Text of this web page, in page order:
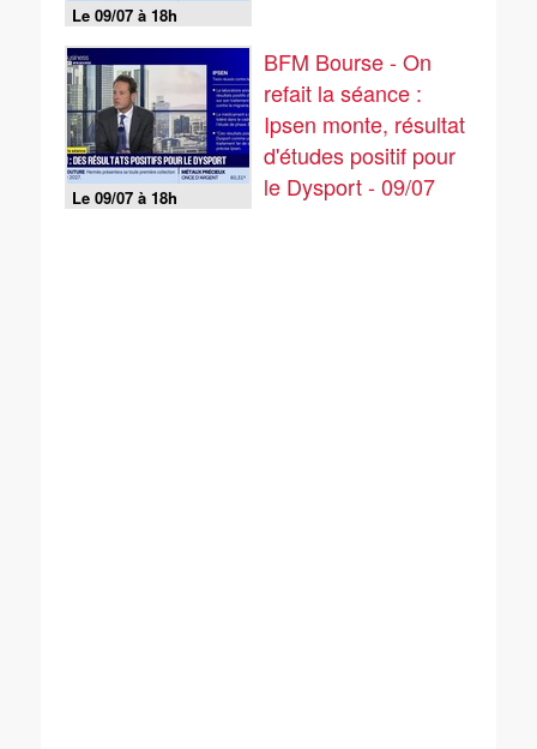
Le 09/07 à 18h
Le 09/07 à 18h
BFM Bourse - On
refait la séance :
Ipsen monte, résultat
d'études positif pour
le Dysport - 09/07